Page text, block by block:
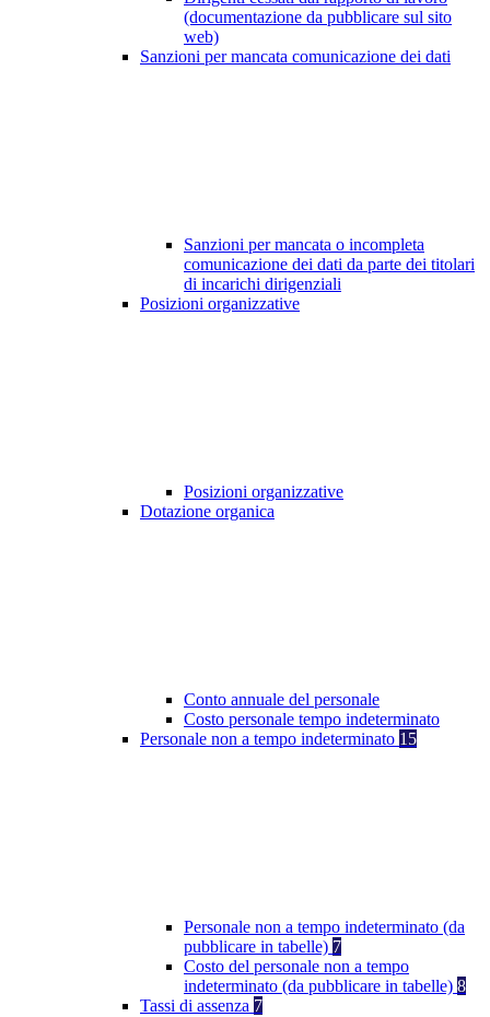
(documentazione da pubblicare sul sito
web)
Sanzioni per mancata comunicazione dei dati
Sanzioni per mancata o incompleta
comunicazione dei dati da parte dei titolari
di incarichi dirigenziali
Posizioni organizzative
Posizioni organizzative
Dotazione organica
Conto annuale del personale
Costo personale tempo indeterminato
Personale non a tempo indeterminato 15
Personale non a tempo indeterminato (da
pubblicare in tabelle) 7
Costo del personale non a tempo
indeterminato (da pubblicare in tabelle) 8
Tassi di assenza 7